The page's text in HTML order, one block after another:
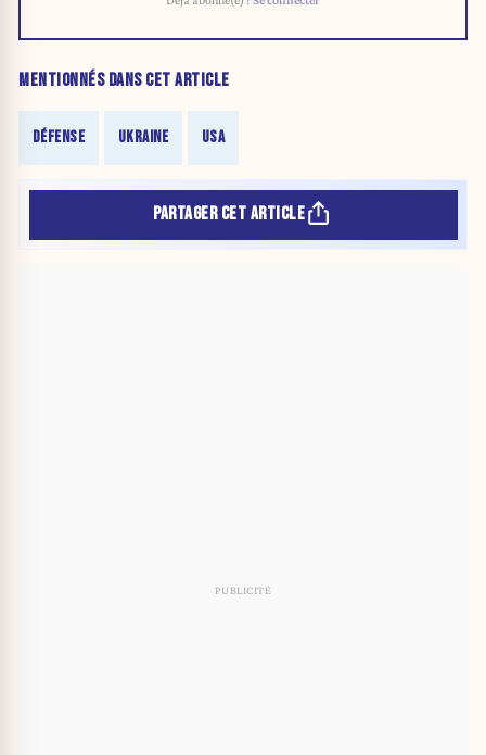
MENTIONNÉS DANS CET ARTICLE
DÉFENSE UKRAINE USA
PARTAGER CET ARTICLE